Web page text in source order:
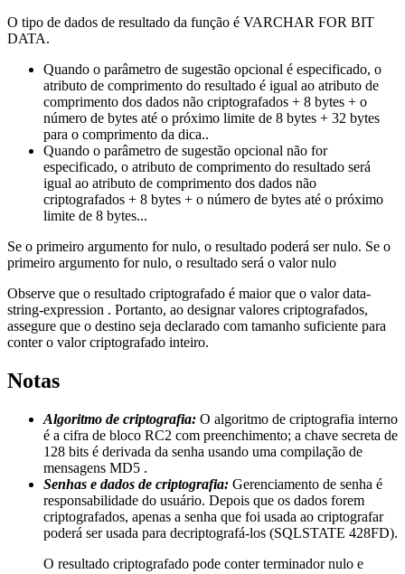
O tipo de dados de resultado da função é VARCHAR FOR BIT
DATA.
Quando o parâmetro de sugestão opcional é especificado, o
atributo de comprimento do resultado é igual ao atributo de
comprimento dos dados não criptografados + 8 bytes + o
número de bytes até o próximo limite de 8 bytes + 32 bytes
para o comprimento da dica..
Quando o parâmetro de sugestão opcional não for
especificado, o atributo de comprimento do resultado será
igual ao atributo de comprimento dos dados não
criptografados + 8 bytes + o número de bytes até o próximo
limite de 8 bytes...
Se o primeiro argumento for nulo, o resultado poderá ser nulo. Se o
primeiro argumento for nulo, o resultado será o valor nulo
Observe que o resultado criptografado é maior que o valordata-
string-expression . Portanto, ao designar valores criptografados,
assegure que o destino seja declarado com tamanho suficiente para
conter o valor criptografado inteiro.
Notas
Algoritmo de criptografia: O algoritmo de criptografia interno
é a cifra de bloco RC2 com preenchimento; a chave secreta de
128 bits é derivada da senha usando uma compilação de
mensagens MD5 .
Senhas e dados de criptografia: Gerenciamento de senha é
responsabilidade do usuário. Depois que os dados forem
criptografados, apenas a senha que foi usada ao criptografar
poderá ser usada para decriptografá-los (SQLSTATE 428FD).
O resultado criptografado pode conter terminador nulo e